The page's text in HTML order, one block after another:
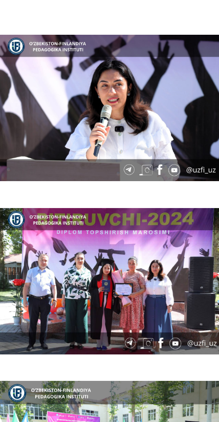
07.27.2024 3192
"Bir boʻlsak - yagona xalqmiz, birlashsak - Vatanmiz!"
07.19.2024 5550
O‘zbekiston-Finlandiya pedagogika instituti o‘zining ilk bitiruvchilarini katta hayotga k…